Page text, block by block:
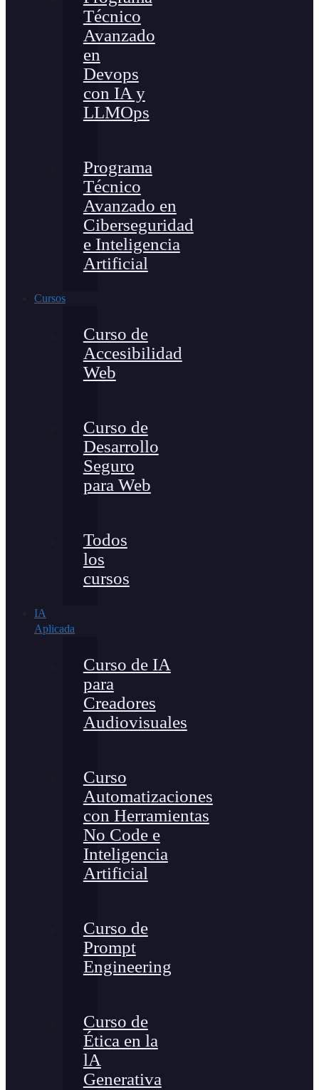
Técnico
Avanzado
en
Devops
con IA y
LLMOps
Programa
Técnico
Avanzado en
Ciberseguridad
e Inteligencia
Artificial
Cursos
Curso de
Accesibilidad
Web
Curso de
Desarrollo
Seguro
para Web
Todos
los
cursos
IA
Aplicada
Curso de IA
para
Creadores
Audiovisuales
Curso
Automatizaciones
con Herramientas
No Code e
Inteligencia
Artificial
Curso de
Prompt
Engineering
Curso de
Ética en la
lA
Generativa